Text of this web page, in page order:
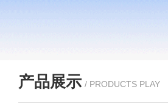
产品展示 / PRODUCTS PLAY